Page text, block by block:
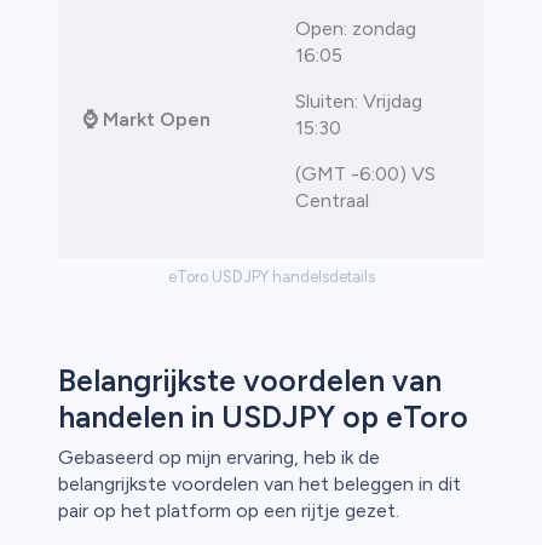
eToro USDJPY handelsdetails
⌚ Markt Open
Open: zondag
16:05
Sluiten: Vrijdag
15:30
(GMT -6:00) VS
Centraal
Belangrijkste voordelen van
handelen in USDJPY op eToro
Gebaseerd op mijn ervaring, heb ik de
belangrijkste voordelen van het beleggen in dit
pair op het platform op een rijtje gezet.